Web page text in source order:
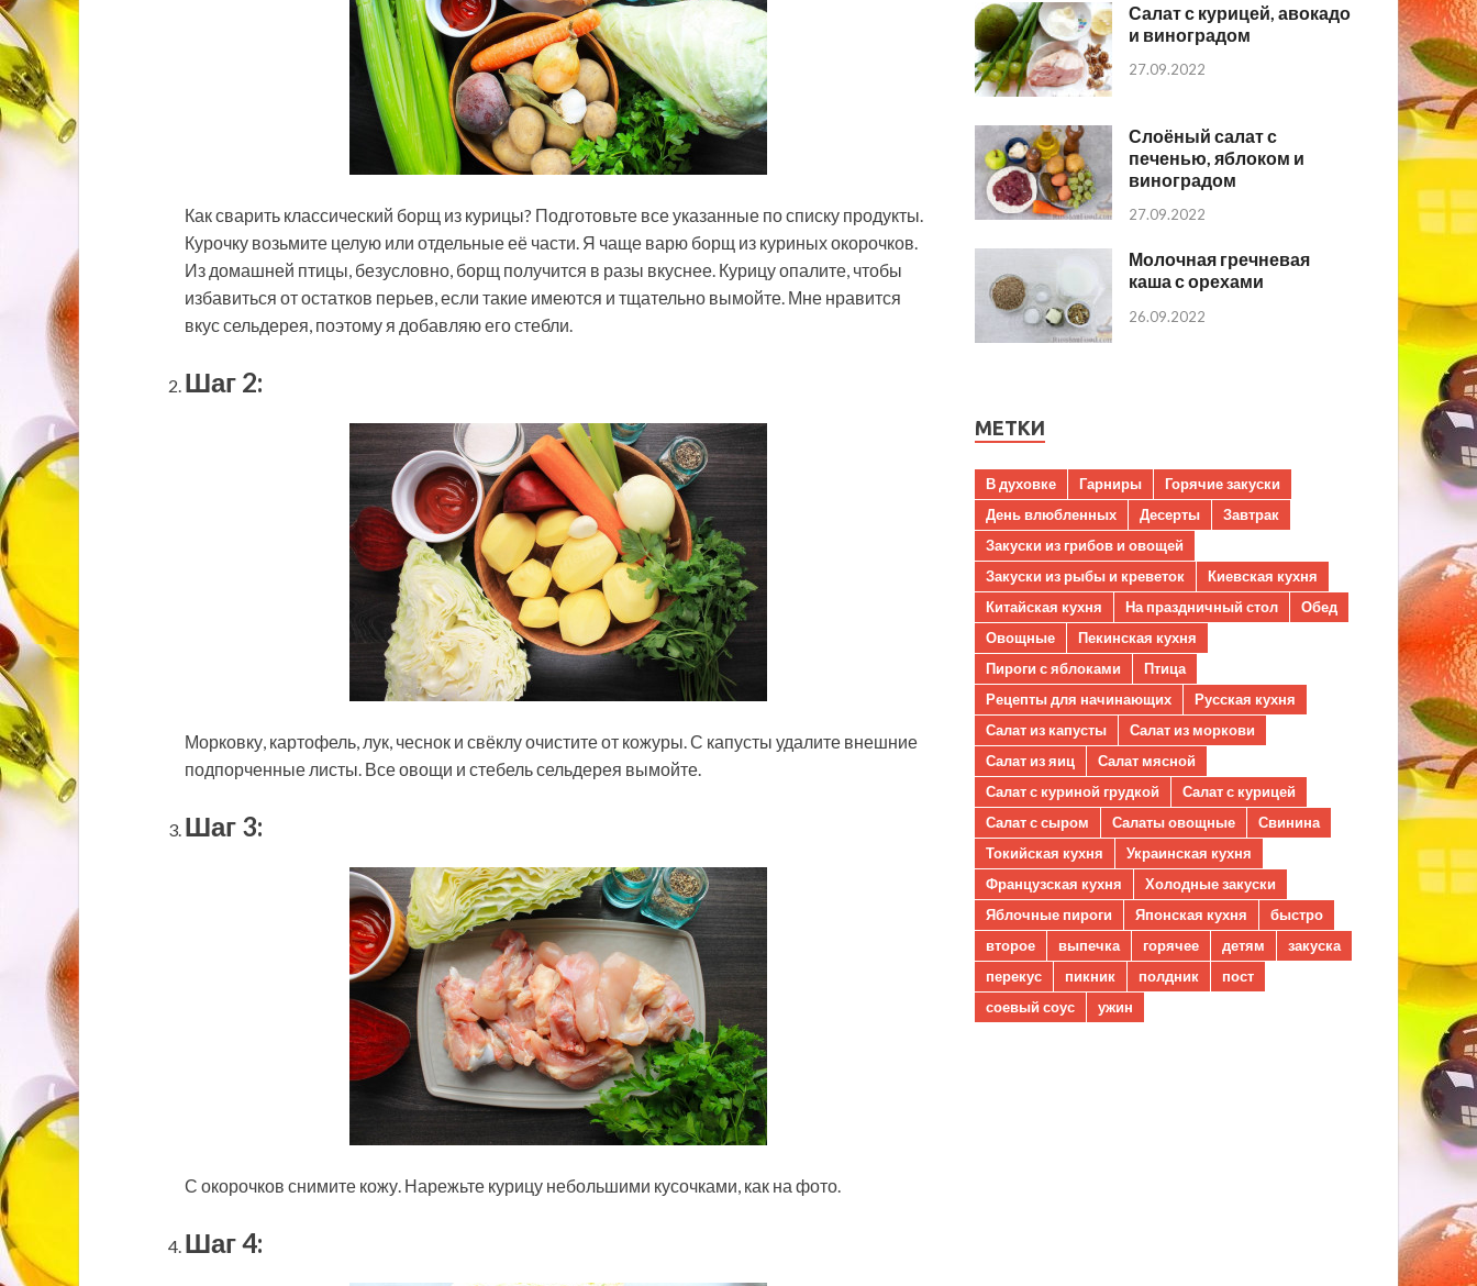
Как сварить классический борщ из курицы? Подготовьте все указанные по списку продукты.
Курочку возьмите целую или отдельные её части. Я чаще варю борщ из куриных окорочков.
Из домашней птицы, безусловно, борщ получится в разы вкуснее. Курицу опалите, чтобы
избавиться от остатков перьев, если такие имеются и тщательно вымойте. Мне нравится
вкус сельдерея, поэтому я добавляю его стебли.
Шаг 2:
Морковку, картофель, лук, чеснок и свёклу очистите от кожуры. С капусты удалите внешние
подпорченные листы. Все овощи и стебель сельдерея вымойте.
Шаг 3:
С окорочков снимите кожу. Нарежьте курицу небольшими кусочками, как на фото.
Шаг 4:
Салат с курицей, авокадо
и виноградом
27.09.2022
Слоёный салат с
печенью, яблоком и
виноградом
27.09.2022
Молочная гречневая
каша с орехами
26.09.2022
МЕТКИ
В духовке Гарниры
Горячие закуски
День влюбленных
Десерты
Завтрак
Закуски из грибов и овощей
Закуски из рыбы и креветок
Киевская кухня
Китайская кухня
На праздничный стол
Обед
Овощные
Пекинская кухня
Пироги с яблоками
Птица
Рецепты для начинающих
Русская кухня
Салат из капусты
Салат из моркови
Салат из яиц
Салат мясной
Салат с куриной грудкой
Салат с курицей
Салат с сыром
Салаты овощные
Свинина
Токийская кухня
Украинская кухня
Французская кухня
Холодные закуски
Яблочные пироги
Японская кухня
быстро
второе
выпечка горячее детям
закуска
перекус
пикник полдник
пост
соевый соус
ужин